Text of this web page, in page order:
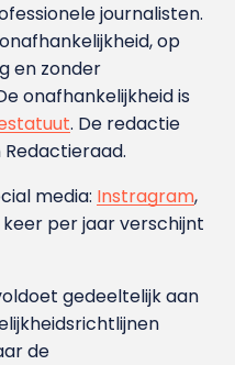
journalisten.
op
en zonder
onafhankelijkheid is
. De redactie
media: Instragram,
keer per jaar verschijnt
gedeeltelijk aan
de